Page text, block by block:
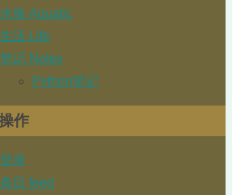
水族 Aquatic
生活 Life
笔记 Notes
Python笔记
作
登录
条目 feed